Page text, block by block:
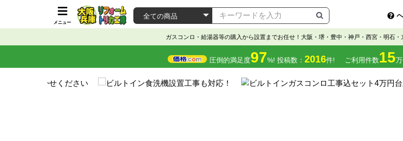
メニュー
ガスコンロ・給湯器等の購入から設置までお任せ！大阪・堺・豊中・神戸・西宮・明石・
圧倒的満足度97%! 投稿数： 2016件! ご利用件数15